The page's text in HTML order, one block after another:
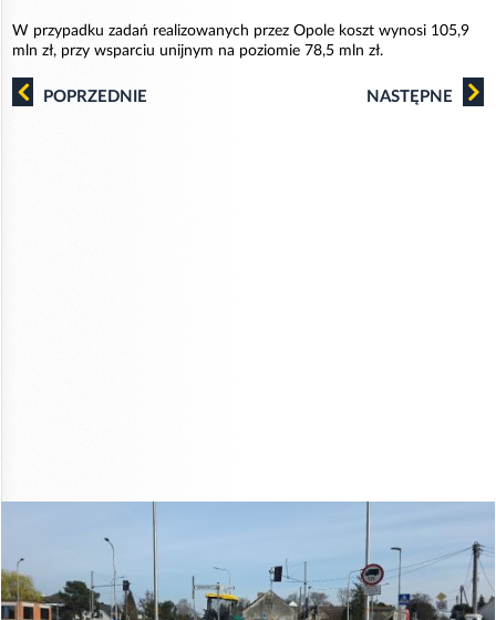
W przypadku zadań realizowanych przez Opole koszt wynosi 105,9
mln zł, przy wsparciu unijnym na poziomie 78,5 mln zł.
POPRZEDNIE NASTĘPNE